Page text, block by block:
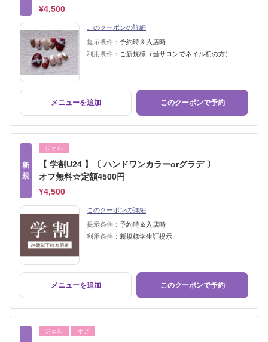
¥4,500
このクーポンの詳細
提示条件： 予約時＆入店時
利用条件： ご新規様（当サロンでネイル初の方）
メニューを追加 このクーポンで予約
新
規
ジェル
【 学割U24 】〔 ハンドワンカラーorグラデ 〕
オフ無料☆定額4500円
¥4,500
このクーポンの詳細
提示条件： 予約時＆入店時
利用条件： 新規様学生証提示
メニューを追加 このクーポンで予約
ジェル オフ